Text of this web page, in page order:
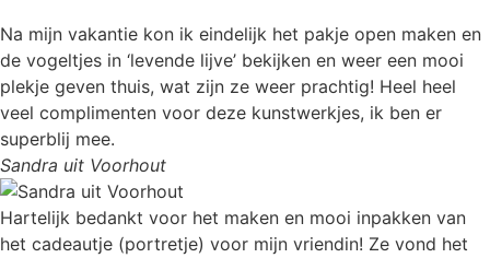
Na mijn vakantie kon ik eindelijk het pakje open maken en
de vogeltjes in ‘levende lijve’ bekijken en weer een mooi
plekje geven thuis, wat zijn ze weer prachtig! Heel heel
veel complimenten voor deze kunstwerkjes, ik ben er
superblij mee.
Sandra uit Voorhout
Hartelijk bedankt voor het maken en mooi inpakken van
het cadeautje (portretje) voor mijn vriendin! Ze vond het